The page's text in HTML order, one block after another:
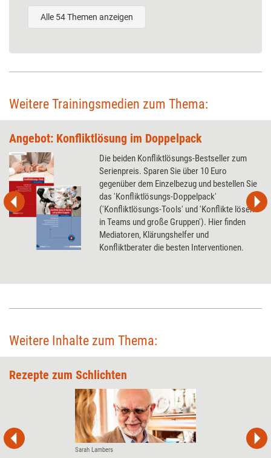
Alle 54 Themen anzeigen
Weitere Trainingsmedien zum Thema:
Angebot: Konfliktlösung im Doppelpack
Die beiden Konfliktlösungs-Bestseller zum
Serienpreis. Sparen Sie über 10 Euro
gegenüber dem Einzelbezug und bestellen Sie
das 'Konfliktlösungs-Doppelpack'
('Konfliktlösungs-Tools' und 'Konflikte lösen
in Teams und große Gruppen'). Hier finden
Mediatoren, Klärungshelfer und
Konfliktberater die besten Interventionen.
Weitere Inhalte zum Thema:
Rezepte zum Schlichten
Sarah Lambers